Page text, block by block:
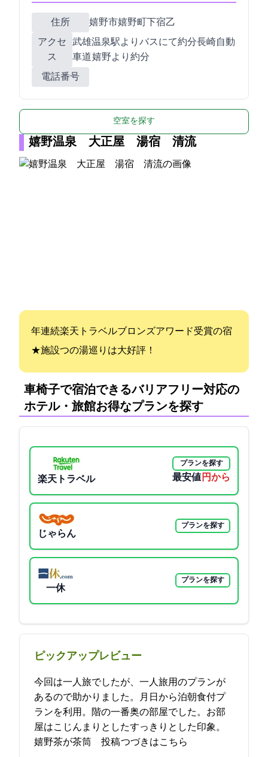
住所
嬉野市嬉野町下宿乙738
アクセ
ス
JR武雄温泉駅よりJRバスにて約40分/長崎自動
車道 嬉野ICより約5分
電話番号
空室を探す
嬉野温泉 大正屋 湯宿 清流
3年連続楽天トラベルブロンズアワード受賞の宿
★3施設5つの湯巡りは大好評！
車椅子で宿泊できるバリアフリー対応の
ホテル・旅館:お得なプランを探す
楽天トラベル
プランを探す
最安値 7700円から
じゃらん
プランを探す
一休
プランを探す
ピックアップレビュー
今回は一人旅でしたが、一人旅用のプランが
あるので助かりました。11月23日から1泊朝食付プ
ランを利用。1階の一番奥の部屋でした。お部
屋はこじんまりとしたすっきりとした印象。
嬉野茶が茶筒… 2021-12-01 17:29:00投稿つづきはこちら